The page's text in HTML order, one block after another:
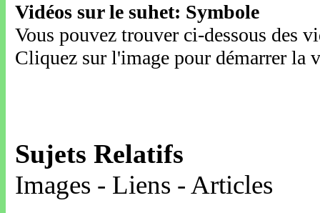
Vidéos sur le suhet: Symbole
Vous pouvez trouver ci-dessous des
Cliquez sur l'image pour démarrer la
Sujets Relatifs
Images - Liens - Articles